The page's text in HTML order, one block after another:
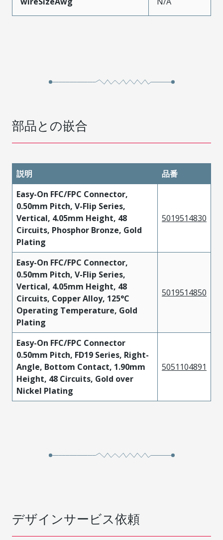
部品との嵌合
説明
品番
Easy-On FFC/FPC Connector,
0.50mm Pitch, V-Flip Series,
Vertical, 4.05mm Height, 48
Circuits, Phosphor Bronze, Gold
Plating
5019514830
Easy-On FFC/FPC Connector,
0.50mm Pitch, V-Flip Series,
Vertical, 4.05mm Height, 48
Circuits, Copper Alloy, 125°C
Operating Temperature, Gold
Plating
5019514850
Easy-On FFC/FPC Connector
0.50mm Pitch, FD19 Series, Right-
Angle, Bottom Contact, 1.90mm
Height, 48 Circuits, Gold over
Nickel Plating
5051104891
デザインサービス依頼